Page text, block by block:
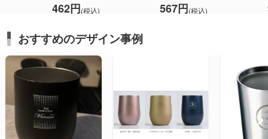
462円(税込) 567円(税込)
おすすめのデザイン事例